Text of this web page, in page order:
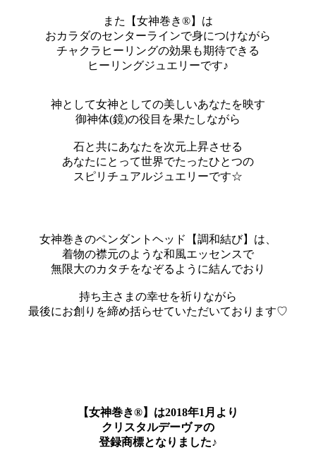
また【女神巻き®】は
おカラダのセンターラインで身につけながら
チャクラヒーリングの効果も期待できる
ヒーリングジュエリーです♪
神として女神としての美しいあなたを映す
御神体(鏡)の役目を果たしながら
石と共にあなたを次元上昇させる
あなたにとって世界でたったひとつの
スピリチュアルジュエリーです☆
女神巻きのペンダントヘッド【調和結び】は、
着物の襟元のような和風エッセンスで
無限大のカタチをなぞるように結んでおり
持ち主さまの幸せを祈りながら
最後にお創りを締め括らせていただいております♡
【女神巻き®】は2018年1月より
クリスタルデーヴァの
登録商標となりました♪